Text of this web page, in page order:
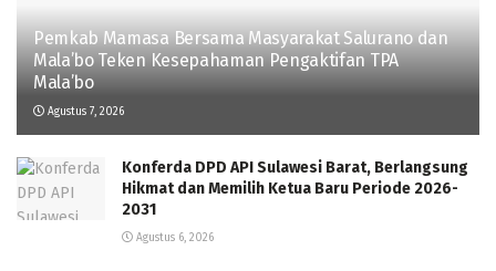
Pemkab Mamasa Bersama Masyarakat Salurano dan
Mala’bo Teken Kesepahaman Pengaktifan TPA
Mala’bo
Agustus 7, 2026
Konferda DPD API Sulawesi Barat, Berlangsung
Hikmat dan Memilih Ketua Baru Periode 2026-
2031
Agustus 6, 2026